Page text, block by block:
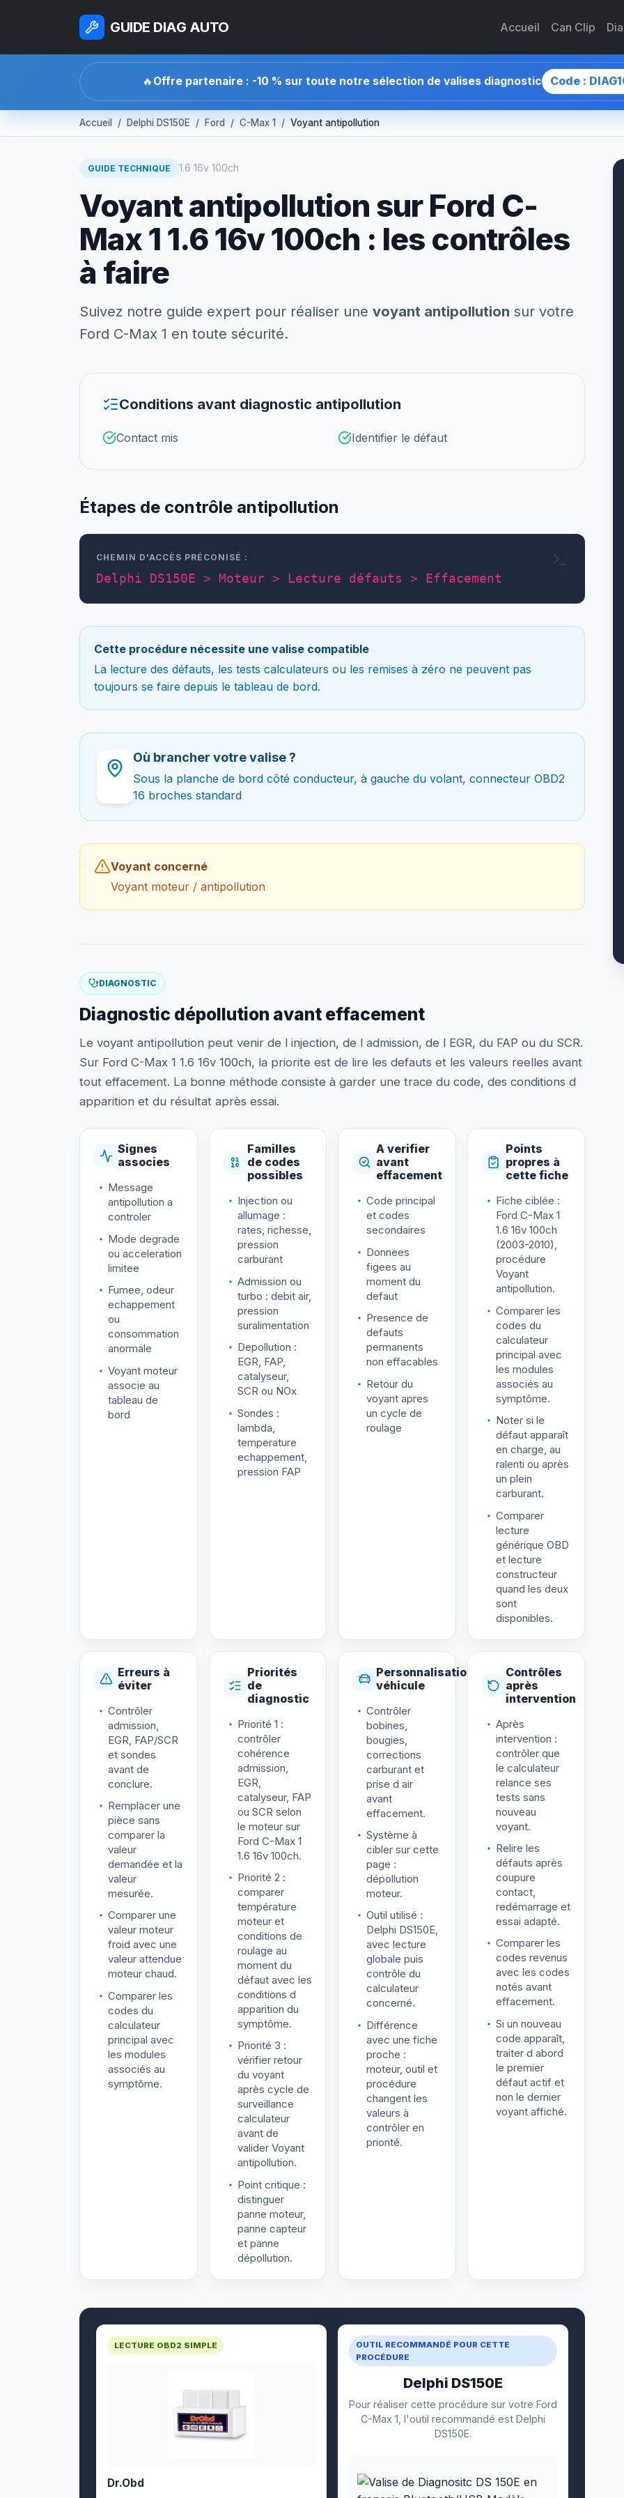
GUIDE DIAG AUTO Accueil Can Clip
🔥 Offre partenaire : -10 % sur toute notre sélection de valises diagnostic Code :
Accueil Delphi DS150E Ford C-Max 1 Voyant antipollution
GUIDE TECHNIQUE 1.6 16v 100ch
Voyant antipollution sur Ford C-
Max 1 1.6 16v 100ch : les contrôles
à faire
Suivez notre guide expert pour réaliser une voyant antipollution sur votre
Ford C-Max 1 en toute sécurité.
Conditions avant diagnostic antipollution
Contact mis Identifier le défaut
Étapes de contrôle antipollution
CHEMIN D'ACCÈS PRÉCONISÉ :
Delphi DS150E > Moteur > Lecture défauts > Effacement
Cette procédure nécessite une valise compatible
La lecture des défauts, les tests calculateurs ou les remises à zéro ne peuvent pas
toujours se faire depuis le tableau de bord.
Où brancher votre valise ?
Sous la planche de bord côté conducteur, à gauche du volant, connecteur OBD2
16 broches standard
Voyant concerné
Voyant moteur / antipollution
DIAGNOSTIC
Diagnostic dépollution avant effacement
Le voyant antipollution peut venir de l injection, de l admission, de l EGR, du FAP ou du SCR.
Sur Ford C-Max 1 1.6 16v 100ch, la priorite est de lire les defauts et les valeurs reelles avant
tout effacement. La bonne méthode consiste à garder une trace du code, des conditions d
apparition et du résultat après essai.
Signes
associes
Message
antipollution a
controler
Mode degrade
ou acceleration
limitee
Fumee, odeur
echappement
ou
consommation
anormale
Voyant moteur
associe au
tableau de
bord
Familles
de codes
possibles
Injection ou
allumage :
rates, richesse,
pression
carburant
Admission ou
turbo : debit air,
pression
suralimentation
Depollution :
EGR, FAP,
catalyseur,
SCR ou NOx
Sondes :
lambda,
temperature
echappement,
pression FAP
A verifier
avant
effacement
Code principal
et codes
secondaires
Donnees
figees au
moment du
defaut
Presence de
defauts
permanents
non effacables
Retour du
voyant apres
un cycle de
roulage
Points
propres à
cette fiche
Fiche ciblée :
Ford C-Max 1
1.6 16v 100ch
(2003-2010),
procédure
Voyant
antipollution.
Comparer les
codes du
calculateur
principal avec
les modules
associés au
symptôme.
Noter si le
défaut apparaît
en charge, au
ralenti ou après
un plein
carburant.
Comparer
lecture
générique OBD
et lecture
constructeur
quand les deux
sont
disponibles.
Erreurs à
éviter
Contrôler
admission,
EGR, FAP/SCR
et sondes
avant de
conclure.
Remplacer une
pièce sans
comparer la
valeur
demandée et la
valeur
mesurée.
Comparer une
valeur moteur
froid avec une
valeur attendue
moteur chaud.
Comparer les
codes du
calculateur
principal avec
les modules
associés au
symptôme.
Priorités
de
diagnostic
Priorité 1 :
contrôler
cohérence
admission,
EGR,
catalyseur, FAP
ou SCR selon
le moteur sur
Ford C-Max 1
1.6 16v 100ch.
Priorité 2 :
comparer
température
moteur et
conditions de
roulage au
moment du
défaut avec les
conditions d
apparition du
symptôme.
Priorité 3 :
vérifier retour
du voyant
après cycle de
surveillance
calculateur
avant de
valider Voyant
antipollution.
Point critique :
distinguer
panne moteur,
panne capteur
et panne
dépollution.
Personnalisation
véhicule
Contrôler
bobines,
bougies,
corrections
carburant et
prise d air
avant
effacement.
Système à
cibler sur cette
page :
dépollution
moteur.
Outil utilisé :
Delphi DS150E,
avec lecture
globale puis
contrôle du
calculateur
concerné.
Différence
avec une fiche
proche :
moteur, outil et
procédure
changent les
valeurs à
contrôler en
priorité.
Contrôles
après
intervention
Après
intervention :
contrôler que
le calculateur
relance ses
tests sans
nouveau
voyant.
Relire les
défauts après
coupure
contact,
redémarrage et
essai adapté.
Comparer les
codes revenus
avec les codes
notés avant
effacement.
Si un nouveau
code apparaît,
traiter d abord
le premier
défaut actif et
non le dernier
voyant affiché.
OUTIL RECOMMANDÉ POUR CETTE
PROCÉDURE
Delphi DS150E
Pour réaliser cette procédure sur votre Ford
C-Max 1, l'outil recommandé est Delphi
DS150E.
LECTURE OBD2 SIMPLE
Dr.Obd